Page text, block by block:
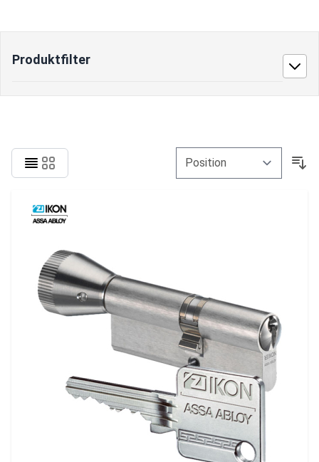
Produktfilter